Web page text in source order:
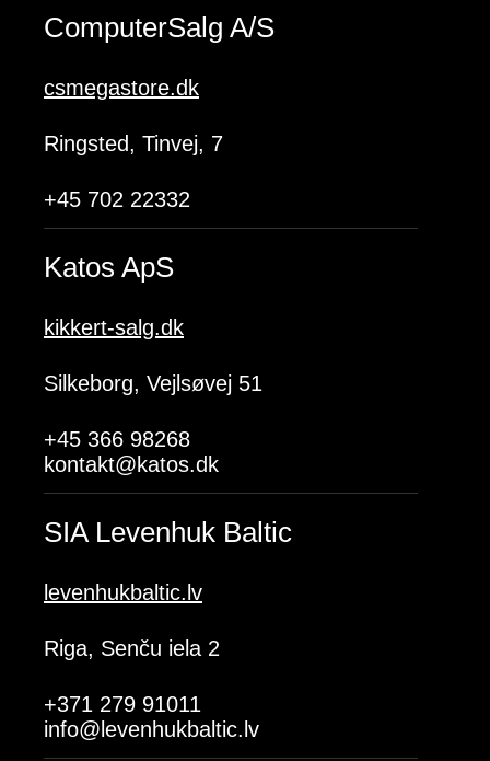
ComputerSalg A/S
csmegastore.dk
Ringsted, Tinvej, 7
+45 702 22332
Katos ApS
kikkert-salg.dk
Silkeborg, Vejlsøvej 51
+45 366 98268
kontakt@katos.dk
SIA Levenhuk Baltic
levenhukbaltic.lv
Riga, Senču iela 2
+371 279 91011
info@levenhukbaltic.lv